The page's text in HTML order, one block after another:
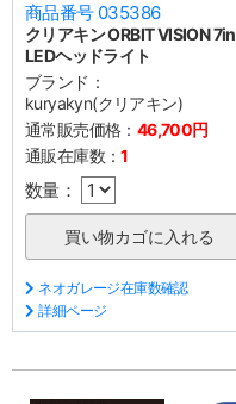
商品番号 035386
クリアキン ORBIT VISION 7in
LEDヘッドライト
ブランド：
kuryakyn(クリアキン)
通常販売価格： 46,700円
通販在庫数：1
数量：
ネオガレージ在庫数確認
詳細ページ